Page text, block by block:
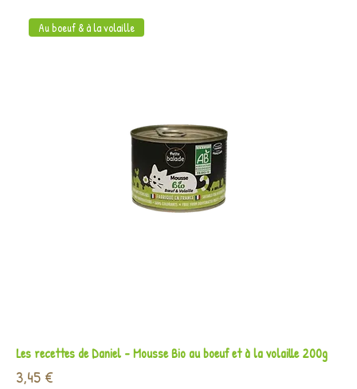
Au boeuf & à la volaille
Les recettes de Daniel - Mousse Bio au boeuf et à la volaille 200g
Prix
3,45 €